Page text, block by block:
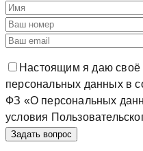
Настоящим я даю своё
персональных данных в
ФЗ «О персональных
условия